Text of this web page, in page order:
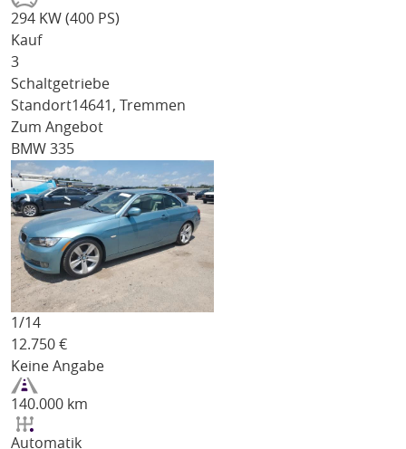
294 KW (400 PS)
Kauf
3
Schaltgetriebe
Standort14641, Tremmen
Zum Angebot
BMW 335
1/14
12.750 €
Keine Angabe
140.000 km
Automatik